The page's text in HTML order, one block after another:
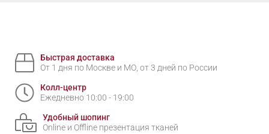
Быстрая доставка
От 1 дня по Москве и МО, от 3 дней по России
Колл-центр
Ежедневно 10:00 - 19:00
Удобный шопинг
Online и Offline презентация тканей